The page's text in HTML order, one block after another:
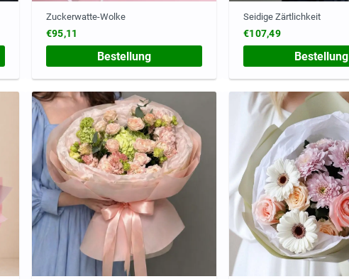
Zuckerwatte-Wolke
€95,11
Bestellung
Seidige Zärtlichkeit
€107,49
Bestellung